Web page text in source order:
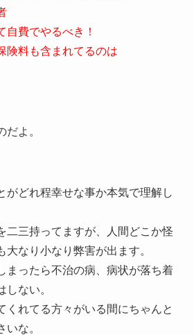
自費でやるべき！
険料も含まれてるのは
だよ。
がどれ程幸せな事か本気で理解し
二三持ってますが、人間どこか怪
なり小なり弊害が出ます。
まったら不治の病、病状が落ち着
しない。
くれてる方々がいる間にちゃんと
な。